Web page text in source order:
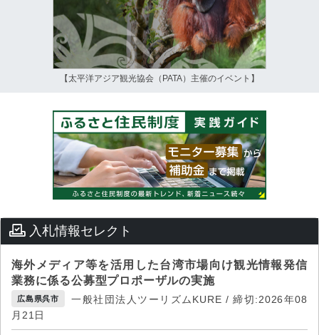
【太平洋アジア観光協会（PATA）主催のイベント】
入札情報セレクト
海外メディア等を活用した台湾市場向け観光情報発信
業務に係る公募型プロポーザルの実施
広島県呉市
一般社団法人ツーリズムKURE / 締切:2026年08
月21日